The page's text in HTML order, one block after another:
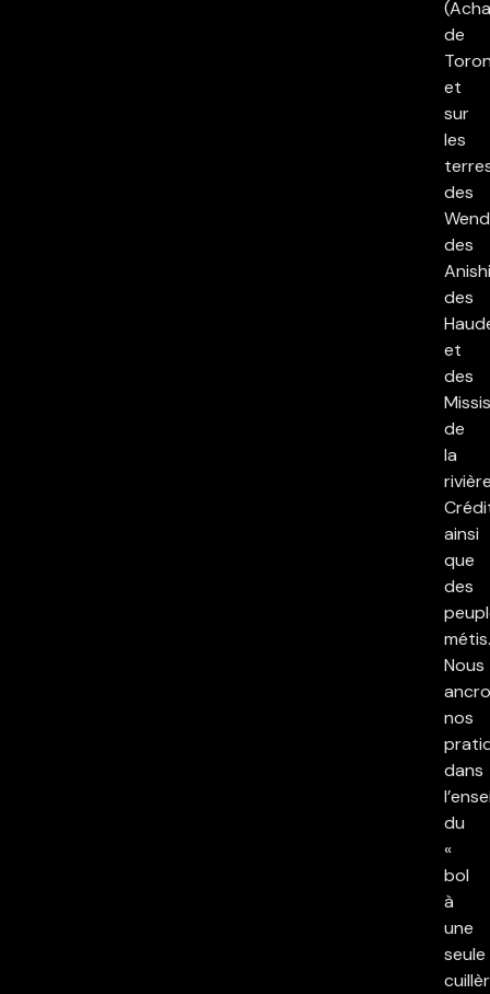
de
et
sur
les
des
des
des
et
des
de
la
ainsi
que
des
métis.
Nous
nos
dans
du
«
bol
à
une
seule